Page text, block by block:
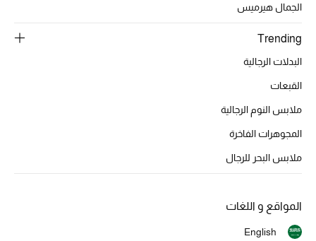
الموسم الجديد
الحقائب النسائية
حقائب الأطفال
الجمال هيرميس
Trending
البدلات الرجالية
القبعات
ملابس النوم الرجالية
المجوهرات الفاخرة
ملابس البحر للرجال
المواقع و اللغات
English